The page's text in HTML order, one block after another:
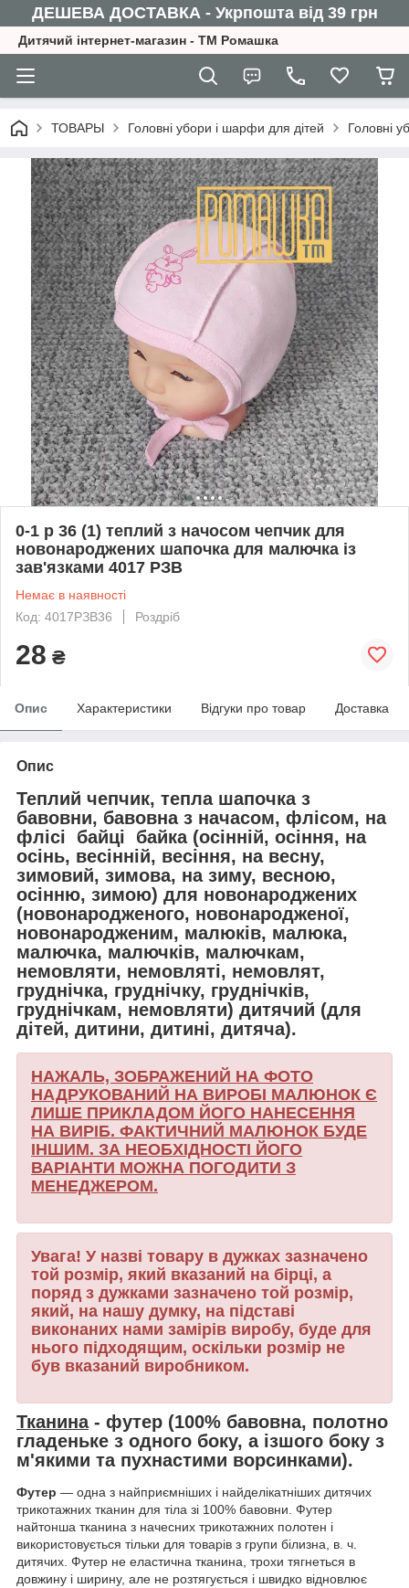
ДЕШЕВА ДОСТАВКА - Укрпошта від 39 грн
Дитячий інтернет-магазин - ТМ Ромашка
ТОВАРЫ Головні убори і шарфи для дітей Головні
0-1 р 36 (1) теплий з начосом чепчик для
новонароджених шапочка для малючка із
зав'язками 4017 РЗВ
Немає в наявності
Код: 4017РЗВ36
Роздріб
28 ₴
Опис Характеристики Відгуки про товар Доставка
Опис
Теплий чепчик, тепла шапочка з
бавовни, бавовна з начасом, флісом, на
флісі байці байка (осінній, осіння, на
осінь, весінній, весіння, на весну,
зимовий, зимова, на зиму, весною,
осінню, зимою) для новонароджених
(новонародженого, новонародженої,
новонародженим, малюків, малюка,
малючка, малючків, малючкам,
немовляти, немовляті, немовлят,
груднічка, груднічку, груднічків,
груднічкам, немовляти) дитячий (для
дітей, дитини, дитині, дитяча).
НАЖАЛЬ, ЗОБРАЖЕНИЙ НА ФОТО
НАДРУКОВАНИЙ НА ВИРОБІ МАЛЮНОК Є
ЛИШЕ ПРИКЛАДОМ ЙОГО НАНЕСЕННЯ
НА ВИРІБ. ФАКТИЧНИЙ МАЛЮНОК БУДЕ
ІНШИМ. ЗА НЕОБХІДНОСТІ ЙОГО
ВАРІАНТИ МОЖНА ПОГОДИТИ З
МЕНЕДЖЕРОМ.
Увага! У назві товару в дужках зазначено
той розмір, який вказаний на бірці, а
поряд з дужками зазначено той розмір,
який, на нашу думку, на підставі
виконаних нами замірів виробу, буде для
нього підходящим, оскільки розмір не
був вказаний виробником.
Тканина- футер (100% бавовна, полотно
гладеньке з одного боку, а ізшого боку з
м'якими та пухнастими ворсинками).
Футер ― одна з найприємніших і найделікатніших дитячих
трикотажних тканин для тіла зі 100% бавовни. Футер
найтонша тканина з начесних трикотажних полотен і
використовується тільки для товарів з групи білизна, в. ч.
дитячих. Футер не еластична тканина, трохи тягнеться в
довжину і ширину, але не розтягується і швидко відновлює